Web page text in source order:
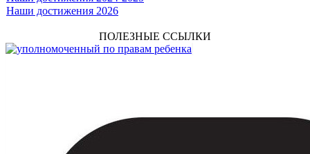
Наши достижения 2026
ПОЛЕЗНЫЕ ССЫЛКИ